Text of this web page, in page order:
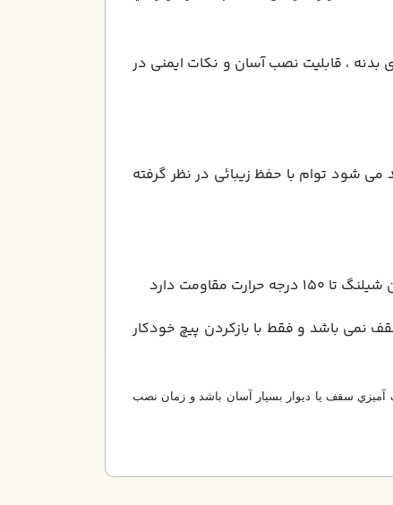
بدنه ، قابليت نصب آسان و نكات ايمني در
شود توام با حفظ زيبائي در نظر گرفته
نمي باشد و فقط با بازكردن پيچ خودكار
سقف يا ديوار بسيار آسان باشد و زمان نصب